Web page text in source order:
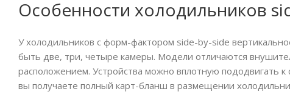
Особенности холодильников
У холодильников с форм-фактором side-by-side
быть две, три, четыре камеры. Модели отличаются
расположением. Устройства можно вплотную пододвигать
вы получаете полный карт-бланш в размещении